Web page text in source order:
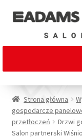
Strona główna
gospodarcze
przetłoczeń
Drzwi
Salon partnerski